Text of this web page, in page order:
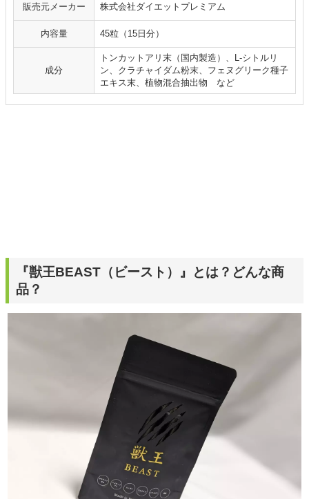
販売元メーカー 株式会社ダイエットプレミアム
内容量 45粒（15日分）
成分
トンカットアリ末（国内製造）、L-シトルリ
ン、クラチャイダム粉末、フェヌグリーク種子
エキス末、植物混合抽出物 など
『獣王BEAST（ビースト）』とは？どんな商
品？